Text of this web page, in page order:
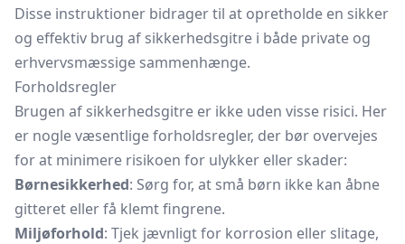
Disse instruktioner bidrager til at opretholde en sikker
og effektiv brug af sikkerhedsgitre i både private og
erhvervsmæssige sammenhænge.
Forholdsregler
Brugen af sikkerhedsgitre er ikke uden visse risici. Her
er nogle væsentlige forholdsregler, der bør overvejes
for at minimere risikoen for ulykker eller skader:
Børnesikkerhed: Sørg for, at små børn ikke kan åbne
gitteret eller få klemt fingrene.
Miljøforhold: Tjek jævnligt for korrosion eller slitage,